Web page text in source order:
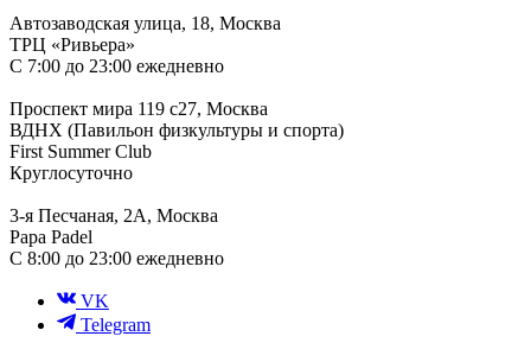
Автозаводская улица, 18, Москва
ТРЦ «Ривьера»
С 7:00 до 23:00 ежедневно
Проспект мира 119 с27, Москва
ВДНХ (Павильон физкультуры и спорта)
First Summer Club
Круглосуточно
3-я Песчаная, 2А, Москва
Papa Padel
С 8:00 до 23:00 ежедневно
VK
Telegram